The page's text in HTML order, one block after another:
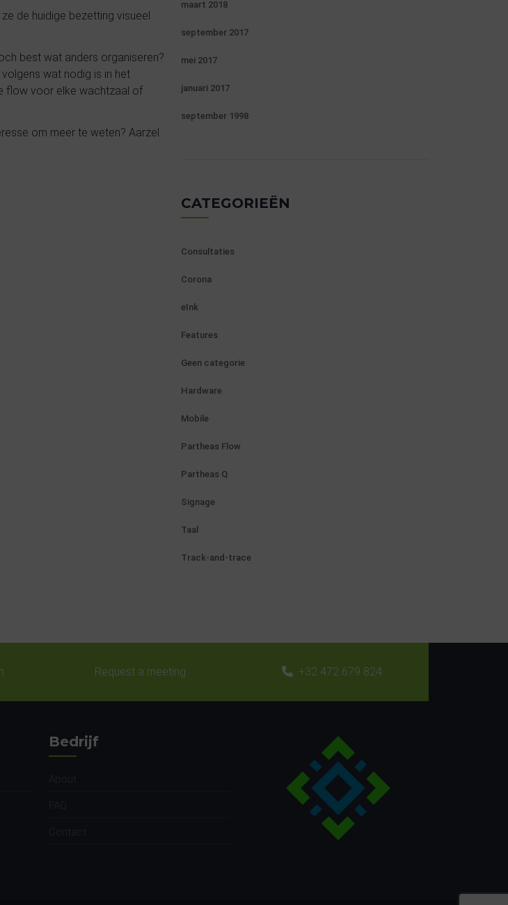
de huidige bezetting visueel
best wat anders organiseren?
wat nodig is in het
flow voor elke wachtzaal of
om meer te weten? Aarzel
maart 2018
september 2017
mei 2017
januari 2017
september 1998
CATEGORIEËN
Consultaties
Corona
eInk
Features
Geen categorie
Hardware
Mobile
Partheas Flow
Partheas Q
Signage
Taal
Track-and-trace
Request a meeting +32 472 679 824
Bedrijf